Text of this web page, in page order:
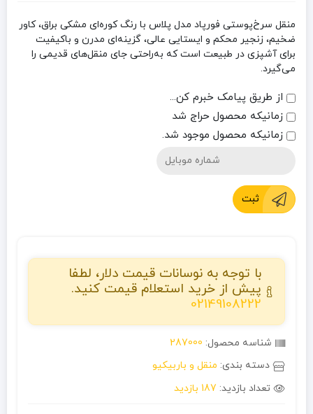
منقل سرخ‌پوستی فورپاد مدل پلاس با رنگ کوره‌ای مشکی براق، کاور
ضخیم، زنجیر محکم و ایستایی عالی، گزینه‌ای مدرن و باکیفیت
برای آشپزی در طبیعت است که به‌راحتی جای منقل‌های قدیمی را
می‌گیرد.
از طریق پیامک خبرم کن...
زمانیکه محصول حراج شد
زمانیکه محصول موجود شد.
ثبت
با توجه به نوسانات قیمت دلار، لطفا
پیش از خرید استعلام قیمت کنید.
02149108222
شناسه محصول: 287000
دسته بندی: منقل و باربیکیو
تعداد بازدید: 187 بازدید